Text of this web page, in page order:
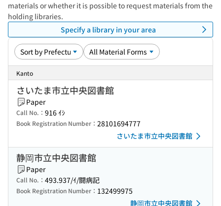
materials or whether it is possible to request materials from the
holding libraries.
Specify a library in your area
Kanto
さいたま市立中央図書館
Paper
Call No.： 916 ｲｼ
Book Registration Number： 28101694777
さいたま市立中央図書館
静岡市立中央図書館
Paper
Call No.： 493.937/ｲ/闘病記
Book Registration Number： 132499975
静岡市立中央図書館